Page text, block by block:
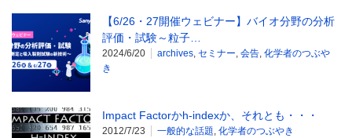
【6/26・27開催ウェビナー】バイオ分野の分析
評価・試験～粒子…
2024/6/20 archives, セミナー, 会告, 化学者のつぶや
き
Impact Factorかh-indexか、それとも・・・
2012/7/23 一般的な話題, 化学者のつぶやき